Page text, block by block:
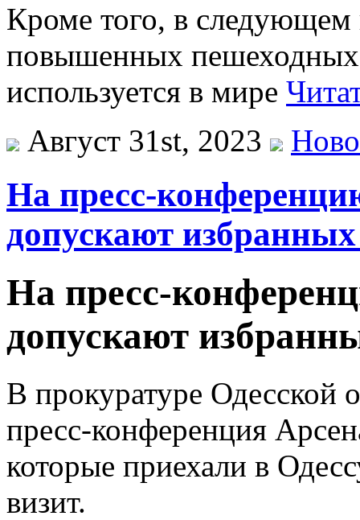
Кроме того, в следующем
повышенных пешеходных
используется в мире
Август 31st, 2023
На пресс-
допускают
На пресс-
допускают
В прокуратуре Одесской
пресс-конференция
которые приехали в
визит.